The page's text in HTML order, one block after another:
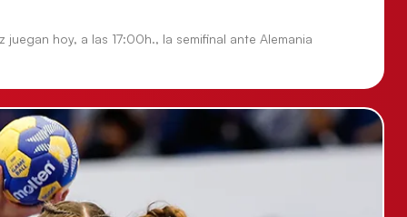
juegan hoy, a las 17:00h., la semifinal ante Alemania